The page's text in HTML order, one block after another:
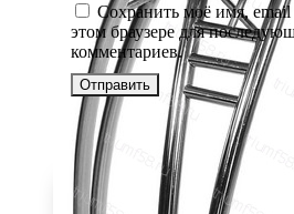
Сохранить моё имя, email
этом браузере для
комментариев.